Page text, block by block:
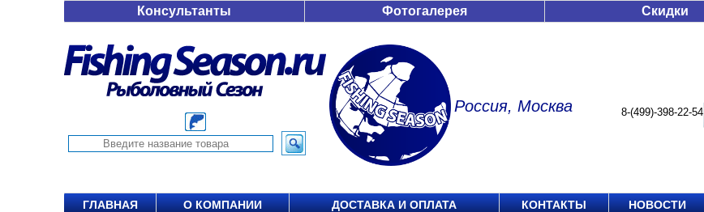
Консультанты Фотогалерея Скидки
Россия, Москва 8-(499)-398-22-54
ГЛАВНАЯ О КОМПАНИИ ДОСТАВКА И ОПЛАТА КОНТАКТЫ НОВОСТИ